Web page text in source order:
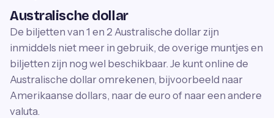
Australische dollar
De biljetten van 1 en 2 Australische dollar zijn
inmiddels niet meer in gebruik, de overige muntjes en
biljetten zijn nog wel beschikbaar. Je kunt online de
Australische dollar omrekenen, bijvoorbeeld naar
Amerikaanse dollars, naar de euro of naar een andere
valuta.